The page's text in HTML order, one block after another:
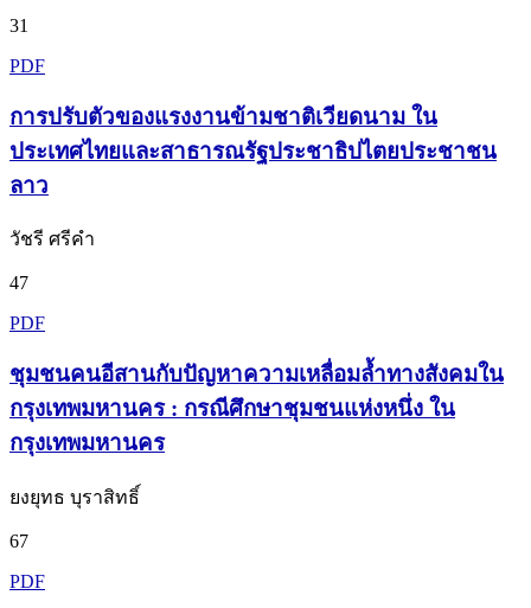
31
PDF
การปรับตัวของแรงงานข้ามชาติเวียดนาม ใน
ประเทศไทยและสาธารณรัฐประชาธิปไตยประชาชน
ลาว
วัชรี ศรีคำ
47
PDF
ชุมชนคนอีสานกับปัญหาความเหลื่อมลํ้าทางสังคมใน
กรุงเทพมหานคร : กรณีศึกษาชุมชนแห่งหนึ่ง ใน
กรุงเทพมหานคร
ยงยุทธ บุราสิทธิ์
67
PDF